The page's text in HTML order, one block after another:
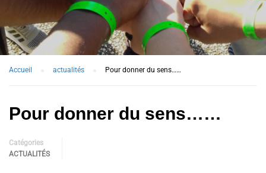
Accueil actualités Pour donner du sens……
Pour donner du sens……
Catégories
ACTUALITÉS